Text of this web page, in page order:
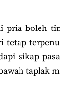
pria boleh
sikap
taplak